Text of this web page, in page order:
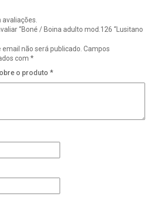
“Boné / Boina adulto mod.126 “Lusitano
não será publicado. Campos
com *
o produto *